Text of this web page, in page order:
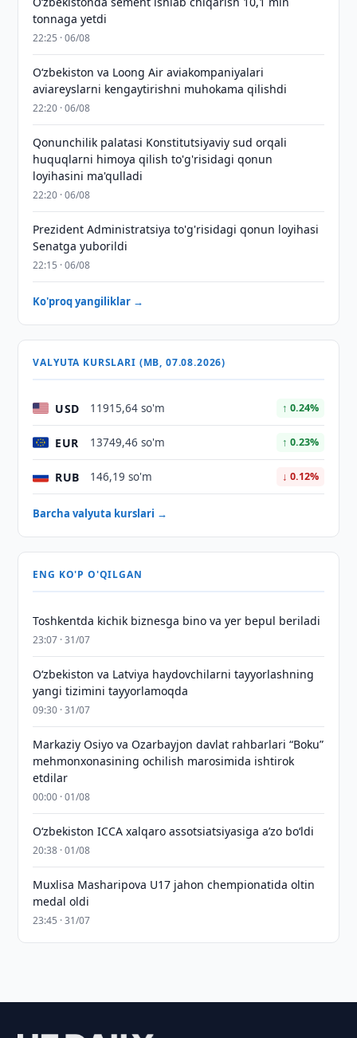
tonnaga yetdi
22:25 · 06/08
Oʻzbekiston va Loong Air aviakompaniyalari
aviareyslarni kengaytirishni muhokama qilishdi
22:20 · 06/08
Qonunchilik palatasi Konstitutsiyaviy sud orqali
huquqlarni himoya qilish to'g'risidagi qonun
loyihasini ma'qulladi
22:20 · 06/08
Prezident Administratsiya to'g'risidagi qonun loyihasi
Senatga yuborildi
22:15 · 06/08
Ko'proq yangiliklar →
VALYUTA KURSLARI (MB, 07.08.2026)
USD 11915,64 so'm ↑ 0.24%
EUR 13749,46 so'm ↑ 0.23%
RUB 146,19 so'm ↓ 0.12%
Barcha valyuta kurslari →
ENG KO'P O'QILGAN
Toshkentda kichik biznesga bino va yer bepul beriladi
23:07 · 31/07
Oʻzbekiston va Latviya haydovchilarni tayyorlashning
yangi tizimini tayyorlamoqda
09:30 · 31/07
Markaziy Osiyo va Ozarbayjon davlat rahbarlari “Boku”
mehmonxonasining ochilish marosimida ishtirok
etdilar
00:00 · 01/08
O‘zbekiston ICCA xalqaro assotsiatsiyasiga aʼzo bo‘ldi
20:38 · 01/08
Muxlisa Masharipova U17 jahon chempionatida oltin
medal oldi
23:45 · 31/07